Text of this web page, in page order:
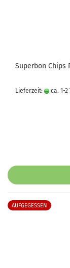
Superbon Chips
Lieferzeit: ca. 1-2
AUFGEGESSEN